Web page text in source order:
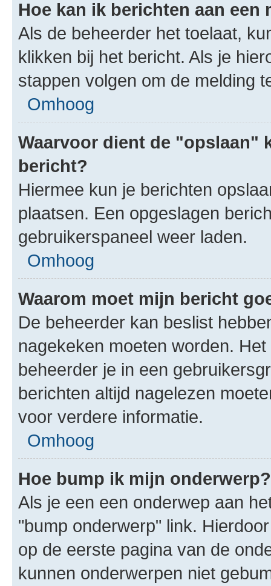
Hoe kan ik berichten aan een
Als de beheerder het toelaat,
klikken bij het bericht. Als je
stappen volgen om de melding
Omhoog
Waarvoor dient de "opslaan"
bericht?
Hiermee kun je berichten
plaatsen. Een opgeslagen
gebruikerspaneel weer laden.
Omhoog
Waarom moet mijn bericht
De beheerder kan beslist
nagekeken moeten worden.
beheerder je in een
berichten altijd nagelezen
voor verdere informatie.
Omhoog
Hoe bump ik mijn onderwerp?
Als je een een onderwep aan
"bump onderwerp" link.
op de eerste pagina van de
kunnen onderwerpen niet